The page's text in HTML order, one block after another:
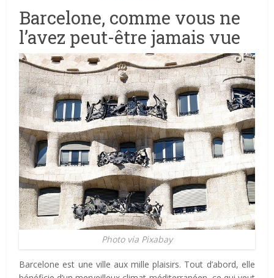
Barcelone, comme vous ne
l’avez peut-être jamais vue
Photo via Pixabay
Barcelone est une ville aux mille plaisirs. Tout d’abord, elle